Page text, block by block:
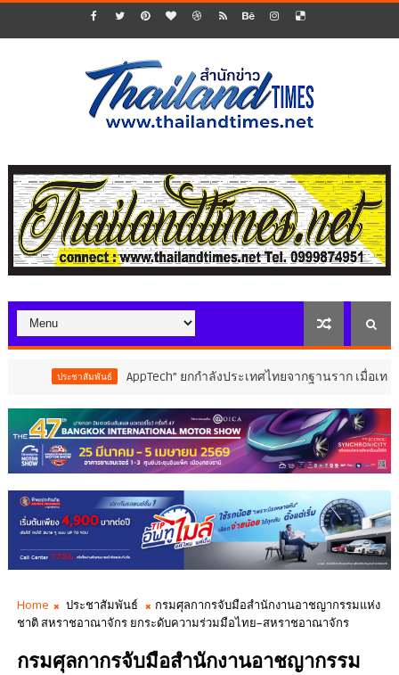
AppTech”​ ยกกำลังประเทศไทยจากฐานราก เมื่อเทคโนโลยีที่เหม
Home ประชาสัมพันธ์
กรมศุลกากรจับมือสำนักงานอาชญากรรมแห่ง
ชาติ สหราชอาณาจักร ยกระดับความร่วมมือไทย–สหราชอาณาจักร
กรมศุลกากรจับมือสำนักงานอาชญากรรม